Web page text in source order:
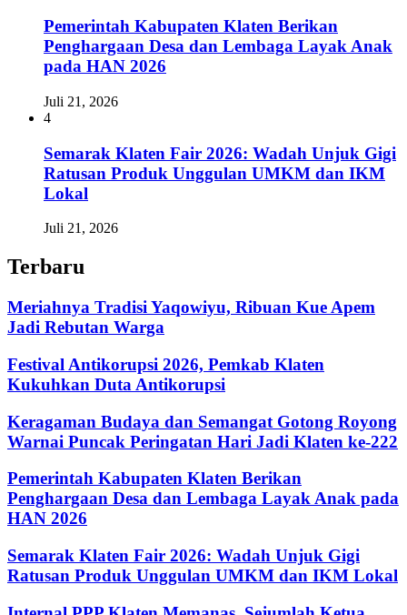
Pemerintah Kabupaten Klaten Berikan
Penghargaan Desa dan Lembaga Layak Anak
pada HAN 2026
Juli 21, 2026
4
Semarak Klaten Fair 2026: Wadah Unjuk Gigi
Ratusan Produk Unggulan UMKM dan IKM
Lokal
Juli 21, 2026
Terbaru
Meriahnya Tradisi Yaqowiyu, Ribuan Kue Apem
Jadi Rebutan Warga
Festival Antikorupsi 2026, Pemkab Klaten
Kukuhkan Duta Antikorupsi
Keragaman Budaya dan Semangat Gotong Royong
Warnai Puncak Peringatan Hari Jadi Klaten ke-222
Pemerintah Kabupaten Klaten Berikan
Penghargaan Desa dan Lembaga Layak Anak pada
HAN 2026
Semarak Klaten Fair 2026: Wadah Unjuk Gigi
Ratusan Produk Unggulan UMKM dan IKM Lokal